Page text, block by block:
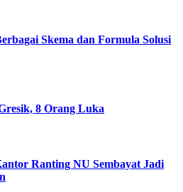
Skema dan Formula Solusi
8 Orang Luka
Ranting NU Sembayat Jadi